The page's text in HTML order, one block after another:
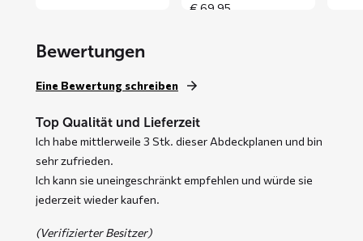
€ 109,95
€69,95
Bewertungen
Eine Bewertung schreiben
Top Qualität und Lieferzeit
Ich habe mittlerweile 3 Stk. dieser Abdeckplanen und bin
sehr zufrieden.
Ich kann sie uneingeschränkt empfehlen und würde sie
jederzeit wieder kaufen.
(Verifizierter Besitzer)